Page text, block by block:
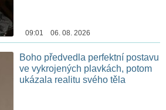
09:01 06. 08. 2026
Boho předvedla perfektní postavu
ve vykrojených plavkách, potom
ukázala realitu svého těla